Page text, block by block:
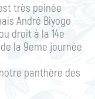
très peinée
André Biyogo
droit à la 14e
la 9eme journée
panthère des